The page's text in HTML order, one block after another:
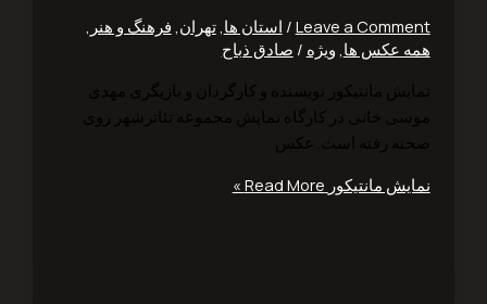
Leave a
/استان ها, تهران,فرهنگ و هنر,
عکس ها,ویژه/صادق ذباح
مانتیکورRead More »